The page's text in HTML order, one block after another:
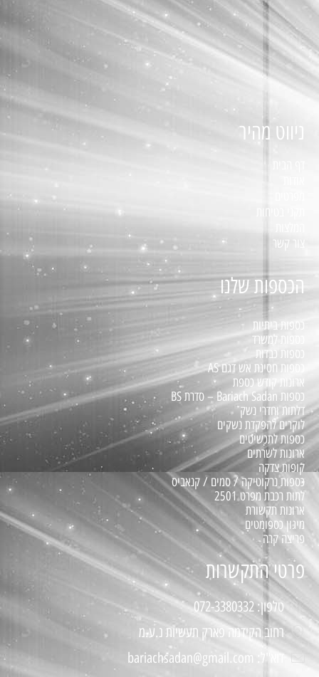
ניווט מהיר
צור קשר
הכספות שלנו
כספות ביתיות
כספות למשרד
כספות כבדות
כספות חסינת אש דגם AS
ארונות קודש כספת
כספות Bariach Sadan – סדרת BS
דלתות וחדרי נשק
לוקרים להפקדת נשקים
כספות לתכשיטים
ארונות לשרתים
קופות צדקה
כספות נרקוטיקה / סמים / קנאביס
לתות רכבת מפרט 2501
ארונות תקשורת
מיגון כספומטים
פריצה קרה
פרטי התקשרות
טלפון: 072-3380332
רחוב הקידמה פארק תעשיות נ.ע.מ
דוא"ל: bariachsadan@gmail.com